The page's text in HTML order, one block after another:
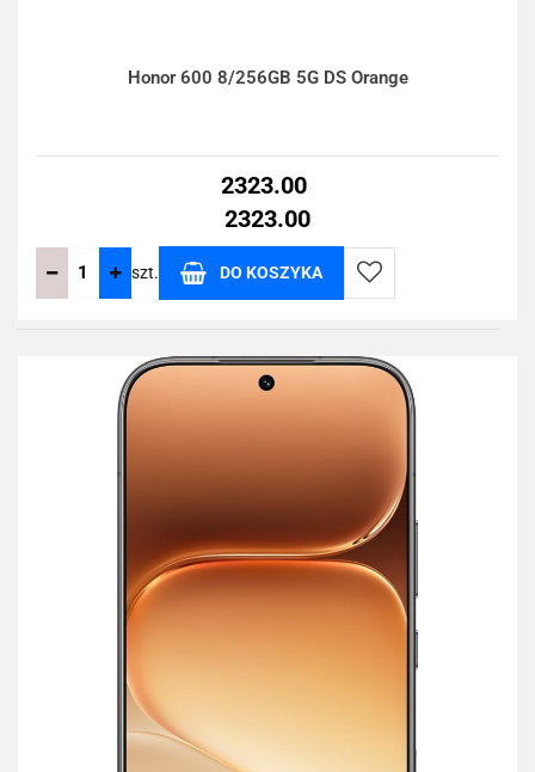
Honor 600 8/256GB 5G DS Orange
2323.00
2323.00
szt. DO KOSZYKA
Do
przechowalni